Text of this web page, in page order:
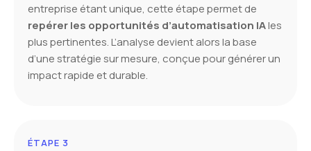
entreprise étant unique, cette étape permet de
repérer les opportunités d’automatisation IAles
plus pertinentes. L’analyse devient alors la base
d’une stratégie sur mesure, conçue pour générer un
impact rapide et durable.
ÉTAPE 3